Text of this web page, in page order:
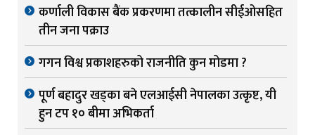
कर्णाली विकास बैंक प्रकरणमा तत्कालीन सीईओसहित
तीन जना पक्राउ
गगन विश्व प्रकाशहरुको राजनीति कुन मोडमा ?
पूर्ण बहादुर खड्का बने एलआईसी नेपालका उत्कृष्ट, यी
हुन टप १० बीमा अभिकर्ता